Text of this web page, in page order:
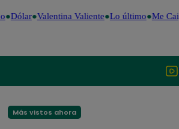
Dólar Valentina Valiente Lo último Me
Más vistos ahora